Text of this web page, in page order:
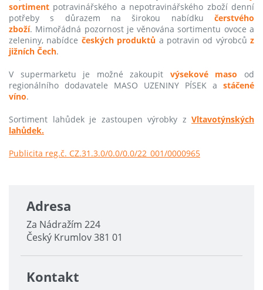
sortiment potravinářského a nepotravinářského zboží denní
potřeby s důrazem na širokou nabídku čerstvého
zboží. Mimořádná pozornost je věnována sortimentu ovoce a
zeleniny, nabídce českých produktů a potravin od výrobců z
jižních Čech.
V supermarketu je možné zakoupit výsekové maso od
regionálního dodavatele MASO UZENINY PÍSEK a stáčené
víno.
Sortiment lahůdek je zastoupen výrobky z Vltavotýnských
lahůdek.
Publicita reg.č. CZ.31.3.0/0.0/0.0/22_001/0000965
Adresa
Za Nádražím 224
Český Krumlov 381 01
Kontakt